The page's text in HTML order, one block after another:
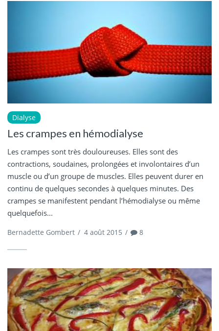
Dialyse
Les crampes en hémodialyse
Les crampes sont très douloureuses. Elles sont des
contractions, soudaines, prolongées et involontaires d’un
muscle ou d’un groupe de muscles. Elles peuvent durer en
continu de quelques secondes à quelques minutes. Des
crampes se manifestent pendant l’hémodialyse ou même
quelquefois...
Bernadette Gombert / 4 août 2015 / 8